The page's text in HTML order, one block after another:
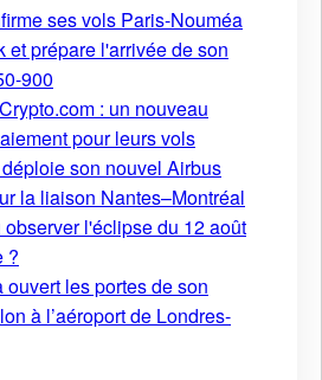
ses vols Paris-Nouméa
et prépare l'arrivée de son
900
: un nouveau
pour leurs vols
son nouvel Airbus
la liaison Nantes–Montréal
l'éclipse du 12 août
?
ouvert les portes de son
à l’aéroport de Londres-